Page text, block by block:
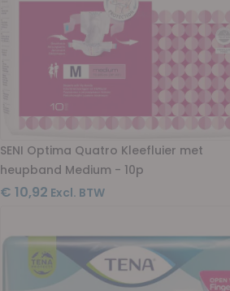
SENI Optima Quatro Kleefluier met
heupband Medium - 10p
€ 10,92